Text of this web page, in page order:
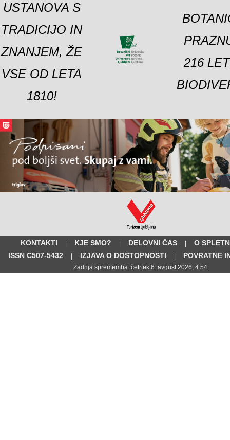
USTANOVA S
TRADICIJO IN
ZNANJEM, ŽE
VSE OD LETA
1810!
216
KONTAKTI | KJE SMO? | DELOVNI ČAS |
O
ISSN C507-5432
| IZJAVA O DOSTOPNOSTI | POVRATNE
Zadnja sprememba: četrtek 6. avgust 2026, 4:54.